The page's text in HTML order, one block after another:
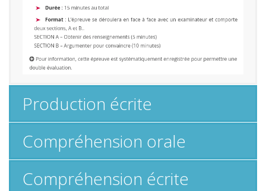
Production écrite
Compréhension orale
Compréhension écrite